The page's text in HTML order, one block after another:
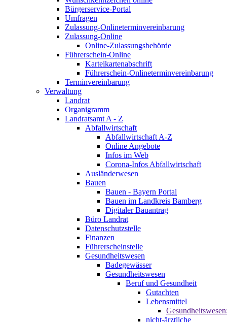
Bürgerservice-Portal
Umfragen
Zulassung-Onlineterminvereinbarung
Zulassung-Online
Online-Zulassungsbehörde
Führerschein-Online
Karteikartenabschrift
Führerschein-Onlineterminvereinbarung
Terminvereinbarung
Verwaltung
Landrat
Organigramm
Landratsamt A - Z
Abfallwirtschaft
Abfallwirtschaft A-Z
Online Angebote
Infos im Web
Corona-Infos Abfallwirtschaft
Ausländerwesen
Bauen
Bauen - Bayern Portal
Bauen im Landkreis Bamberg
Digitaler Bauantrag
Büro Landrat
Datenschutzstelle
Finanzen
Führerscheinstelle
Gesundheitswesen
Badegewässer
Gesundheitswesen
Beruf und Gesundheit
Gutachten
Lebensmittel
nicht-ärztliche